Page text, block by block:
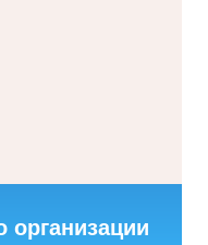
организации